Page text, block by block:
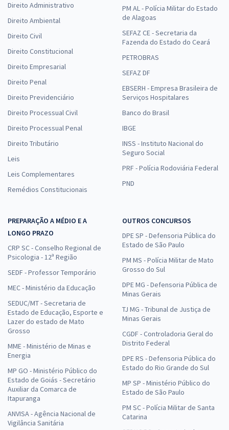
Direito Administrativo
Direito Ambiental
Direito Civil
Direito Constitucional
Direito Empresarial
Direito Penal
Direito Previdenciário
Direito Processual Civil
Direito Processual Penal
Direito Tributário
Leis
Leis Complementares
Remédios Constitucionais
PM AL - Polícia Militar do Estado
de Alagoas
SEFAZ CE - Secretaria da
Fazenda do Estado do Ceará
PETROBRAS
SEFAZ DF
EBSERH - Empresa Brasileira de
Serviços Hospitalares
Banco do Brasil
IBGE
INSS - Instituto Nacional do
Seguro Social
PRF - Polícia Rodoviária Federal
PND
PREPARAÇÃO A MÉDIO E A
LONGO PRAZO
CRP SC - Conselho Regional de
Psicologia - 12ª Região
SEDF - Professor Temporário
MEC - Ministério da Educação
SEDUC/MT - Secretaria de
Estado de Educação, Esporte e
Lazer do estado de Mato
Grosso
MME - Ministério de Minas e
Energia
MP GO - Ministério Público do
Estado de Goiás - Secretário
Auxiliar da Comarca de
Itapuranga
ANVISA - Agência Nacional de
Vigilância Sanitária
OUTROS CONCURSOS
DPE SP - Defensoria Pública do
Estado de São Paulo
PM MS - Polícia Militar de Mato
Grosso do Sul
DPE MG - Defensoria Pública de
Minas Gerais
TJ MG - Tribunal de Justiça de
Minas Gerais
CGDF - Controladoria Geral do
Distrito Federal
DPE RS - Defensoria Pública do
Estado do Rio Grande do Sul
MP SP - Ministério Público do
Estado de São Paulo
PM SC - Polícia Militar de Santa
Catarina